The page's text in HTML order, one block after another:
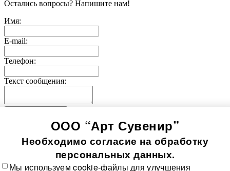
Остались вопросы? Напишите нам!
Имя:
E-mail:
Телефон:
Текст сообщения:
Значки-медали
Использование информации, содержащейся на сайте, в том
числе фото продукции, без согласия правообладателя, влечет
возникновение ответственности согласно ст. 1250-1252 ГК
РФ, ст. 7.12 КоАП РФ и ст. 146, 147 УК РФ
ООО “Арт Сувенир”
Необходимо согласие на обработку
персональных данных.
Мы используем cookie-файлы для улучшения